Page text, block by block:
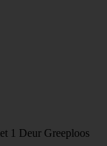
1 Deur Greeploos